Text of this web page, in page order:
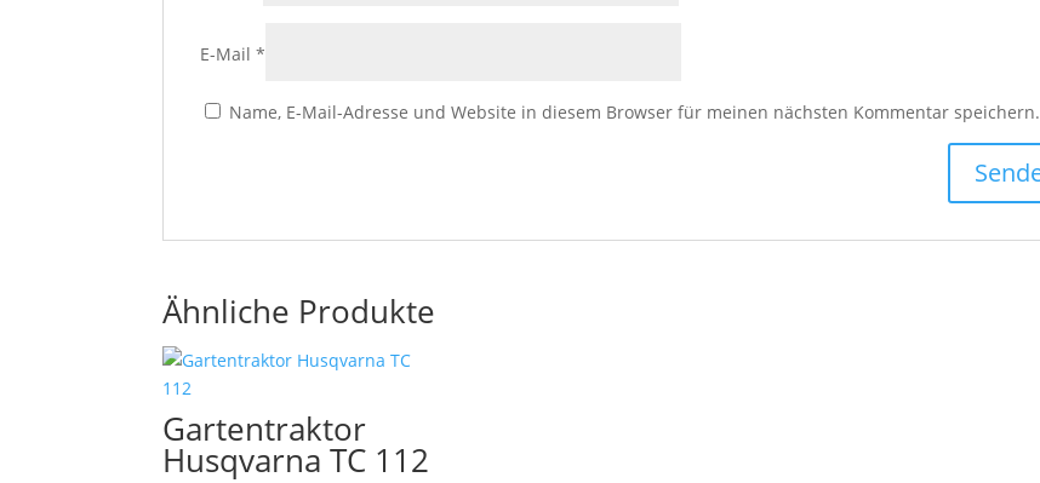
E-Mail*
Name, E-Mail-Adresse und Website in diesem Browser für meinen nächsten Kommentar speichern.
Ähnliche Produkte
Gartentraktor
Husqvarna TC 112